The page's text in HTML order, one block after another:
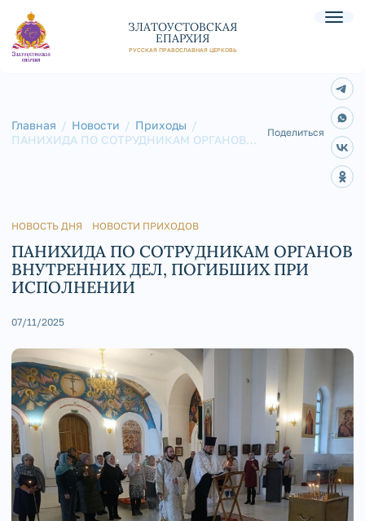
ЗЛАТОУСТОВСКАЯ
ЕПАРХИЯ
РУССКАЯ ПРАВОСЛАВНАЯ ЦЕРКОВЬ
Главная Новости
Приходы
ПАНИХИДА ПО СОТРУДНИКАМ ОРГАНОВ
Поделиться
НОВОСТЬ ДНЯ НОВОСТИ ПРИХОДОВ
ПАНИХИДА ПО СОТРУДНИКАМ ОРГАНОВ
ВНУТРЕННИХ ДЕЛ, ПОГИБШИХ ПРИ
ИСПОЛНЕНИИ
07/11/2025